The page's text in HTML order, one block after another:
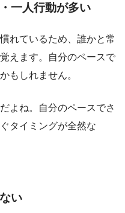
一人行動が多い
れているため、誰かと常
えます。自分のペースで
もしれません。
よね。自分のペースでさ
タイミングが全然な
い